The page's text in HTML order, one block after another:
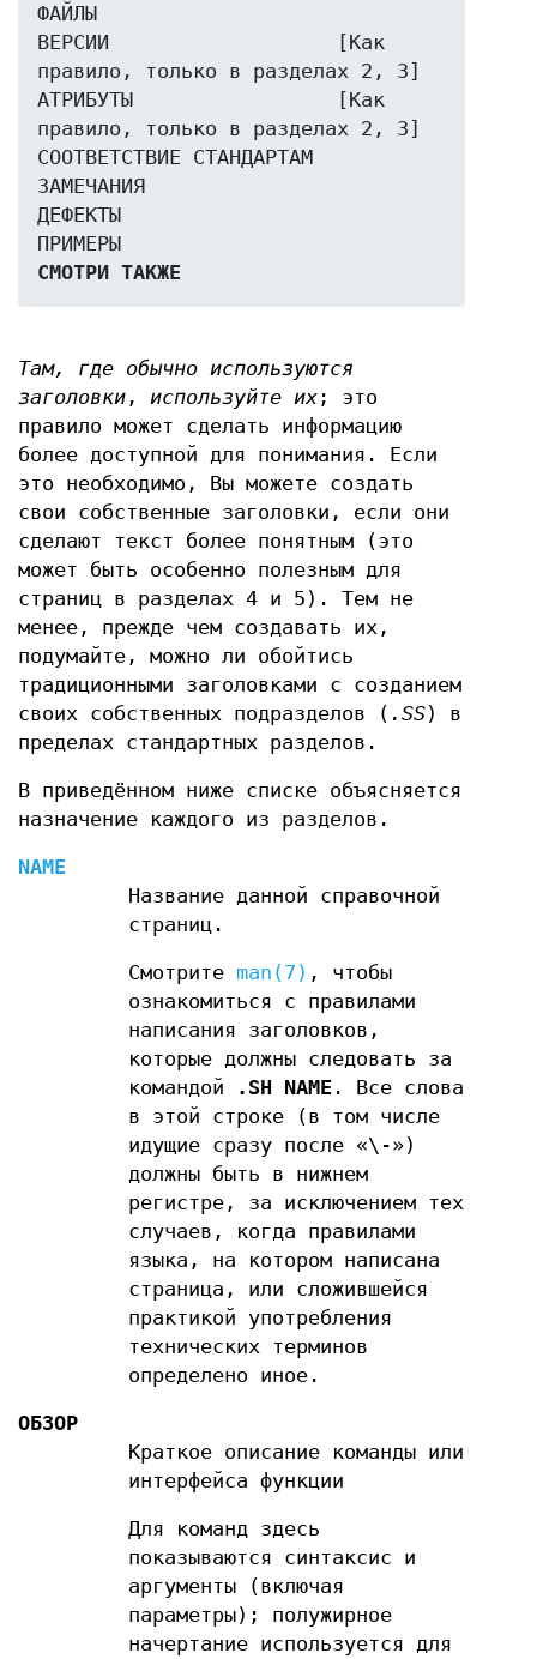
ФАЙЛЫ
ВЕРСИИ                   [Как
правило, только в разделах 2, 3]
АТРИБУТЫ                 [Как
правило, только в разделах 2, 3]
СООТВЕТСТВИЕ СТАНДАРТАМ
ЗАМЕЧАНИЯ
ДЕФЕКТЫ
СМОТРИ ТАКЖЕ
Там, где обычно используются
заголовки , используйте их ; это
правило может сделать информацию
более доступной для понимания. Если
это необходимо, Вы можете создать
свои собственные заголовки, если они
сделают текст более понятным (это
может быть особенно полезным для
страниц в разделах 4 и 5). Тем не
менее, прежде чем создавать их,
подумайте, можно ли обойтись
традиционными заголовками с созданием
своих собственных подразделов ( .SS) в
пределах стандартных разделов.
В приведённом ниже списке объясняется
назначение каждого из разделов.
NAME
Название данной справочной
страниц.
Смотрите man(7) , чтобы
ознакомиться с правилами
написания заголовков,
которые должны следовать за
командой
.SH NAME. Все слова
в этой строке (в том числе
идущие сразу после «\-»)
должны быть в нижнем
регистре, за исключением тех
случаев, когда правилами
языка, на котором написана
страница, или сложившейся
практикой употребления
технических терминов
определено иное.
ОБЗОР
Краткое описание команды или
интерфейса функции
Для команд здесь
показываются синтаксис и
аргументы (включая
параметры); полужирное
начертание используется для